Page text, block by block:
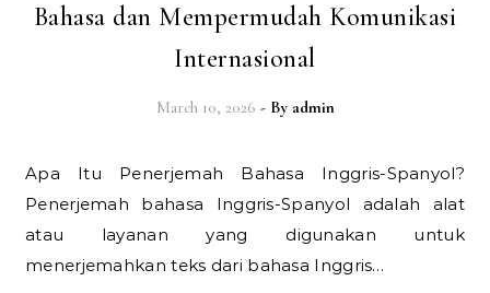
Bahasa dan Mempermudah Komunikasi
Internasional
March 10, 2026 - By admin
Apa Itu Penerjemah Bahasa Inggris-Spanyol?
Penerjemah bahasa Inggris-Spanyol adalah alat
atau layanan yang digunakan untuk
menerjemahkan teks dari bahasa Inggris…